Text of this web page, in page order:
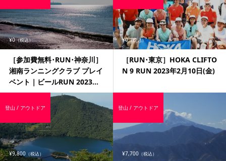
¥0（税込）
［参加費無料･RUN･神奈川］
湘南ランニングクラブ プレイ
ベント｜ビールRUN 2023...
¥0（税込）
［RUN･東京］HOKA CLIFTO
N 9 RUN 2023年2月10日(金)
¥9,800 （税込）
登山 / アウトドア
¥7,700 （税込）
登山 / アウトドア